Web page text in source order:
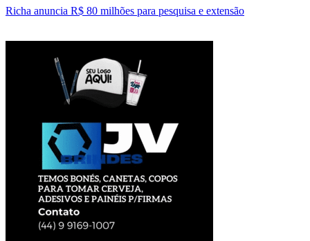
Richa anuncia R$ 80 milhões para pesquisa e extensão